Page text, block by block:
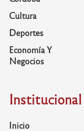
Cultura
Deportes
Economía Y
Negocios
Institucional
Inicio